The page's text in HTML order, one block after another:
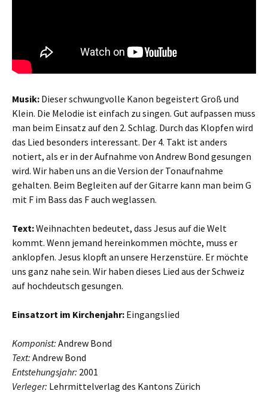
Musik: Dieser schwungvolle Kanon begeistert Groß und
Klein. Die Melodie ist einfach zu singen. Gut aufpassen muss
man beim Einsatz auf den 2. Schlag. Durch das Klopfen wird
das Lied besonders interessant. Der 4. Takt ist anders
notiert, als er in der Aufnahme von Andrew Bond gesungen
wird. Wir haben uns an die Version der Tonaufnahme
gehalten. Beim Begleiten auf der Gitarre kann man beim G
mit F im Bass das F auch weglassen.
Text:Weihnachten bedeutet, dass Jesus auf die Welt
kommt. Wenn jemand hereinkommen möchte, muss er
anklopfen. Jesus klopft an unsere Herzenstüre. Er möchte
uns ganz nahe sein. Wir haben dieses Lied aus der Schweiz
auf hochdeutsch gesungen.
Einsatzort im Kirchenjahr: Eingangslied
Komponist: Andrew Bond
Text: Andrew Bond
Entstehungsjahr: 2001
Verleger: Lehrmittelverlag des Kantons Zürich